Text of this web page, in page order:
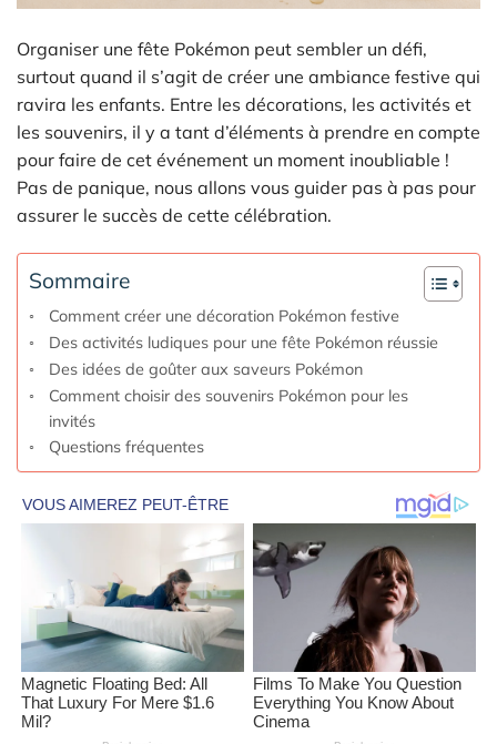
Organiser une fête Pokémon peut sembler un défi,
surtout quand il s’agit de créer une ambiance festive qui
ravira les enfants. Entre les décorations, les activités et
les souvenirs, il y a tant d’éléments à prendre en compte
pour faire de cet événement un moment inoubliable !
Pas de panique, nous allons vous guider pas à pas pour
assurer le succès de cette célébration.
Sommaire
Comment créer une décoration Pokémon festive
Des activités ludiques pour une fête Pokémon réussie
Des idées de goûter aux saveurs Pokémon
Comment choisir des souvenirs Pokémon pour les
invités
Questions fréquentes